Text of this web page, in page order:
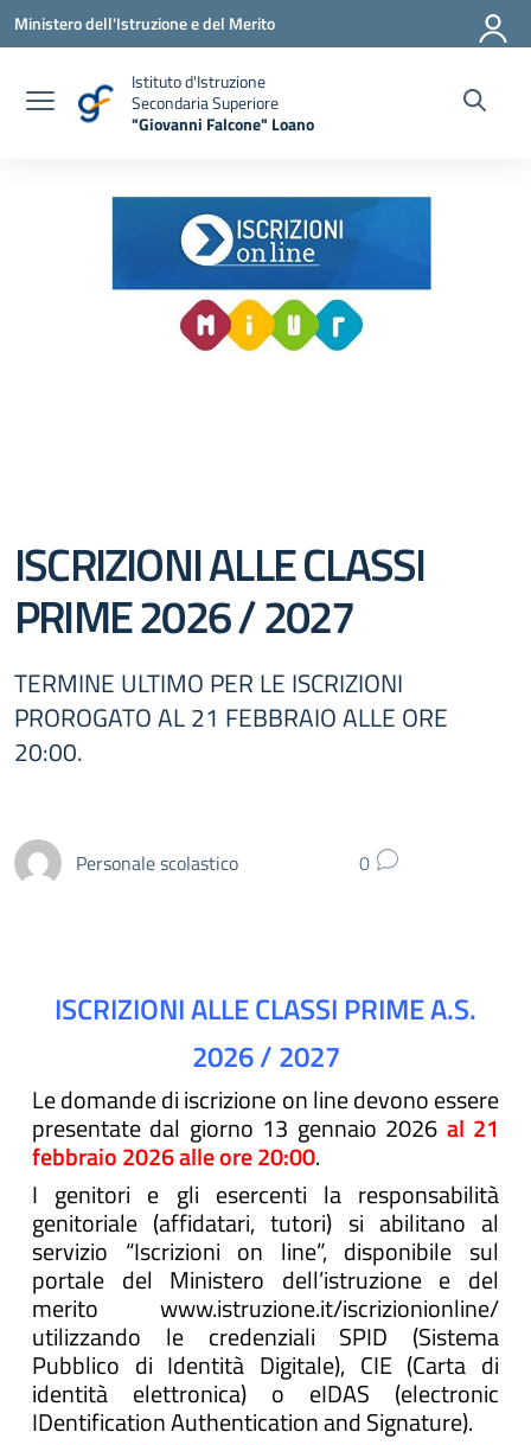
Vai ai contenuti
Vai al menu di navigazione
Vai al footer
Ministero dell'Istruzione e del Merito
Istituto d'Istruzione
Secondaria Superiore
"Giovanni Falcone" Loano
ISCRIZIONI ALLE CLASSI
PRIME 2026 / 2027
TERMINE ULTIMO PER LE ISCRIZIONI
PROROGATO AL 21 FEBBRAIO ALLE ORE
20:00.
Personale scolastico 0
ISCRIZIONI ALLE CLASSI PRIME A.S.
2026 / 2027
Le domande di iscrizione on line devono essere
presentate dal giorno 13 gennaio 2026 al 21
febbraio2026 alle ore 20:00.
I genitori e gli esercenti la responsabilità
genitoriale (affidatari, tutori) si abilitano al
servizio “Iscrizioni on line”, disponibile sul
portale del Ministero dell’istruzione e del
merito www.istruzione.it/iscrizionionline/
utilizzando le credenziali SPID (Sistema
Pubblico di Identità Digitale), CIE (Carta di
identità elettronica) o eIDAS (electronic
IDentification Authentication and Signature).